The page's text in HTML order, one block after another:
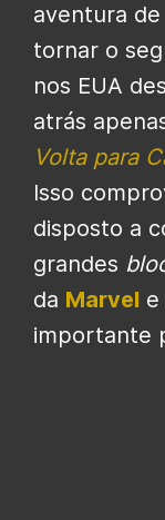
aventura
tornar o
nos EUA
atrás
Volta para
Isso
disposto a
grandes
da Marvel e
importante